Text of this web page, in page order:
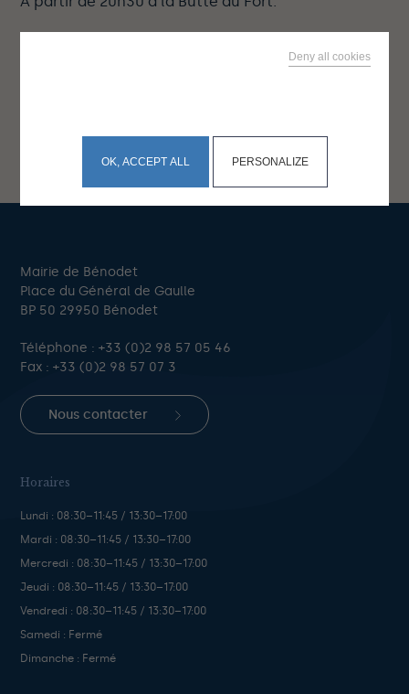
Mairie de Bénodet
Place du Général de Gaulle
BP 50 29950 Bénodet
Téléphone :+33 (0)2 98 57 05 46
Fax : +33 (0)2 98 57 07 3
Nous contacter
Horaires
Lundi : 08:30–11:45 / 13:30–17:00
Mardi : 08:30–11:45 / 13:30–17:00
Mercredi : 08:30–11:45 / 13:30–17:00
Jeudi : 08:30–11:45 / 13:30–17:00
Vendredi : 08:30–11:45 / 13:30–17:00
Samedi : Fermé
Dimanche : Fermé
OK, ACCEPT ALL
Deny all cookies
PERSONALIZE